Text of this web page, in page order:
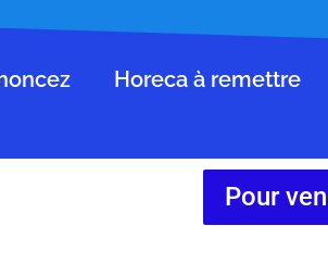
Horeca à remettre
Pour